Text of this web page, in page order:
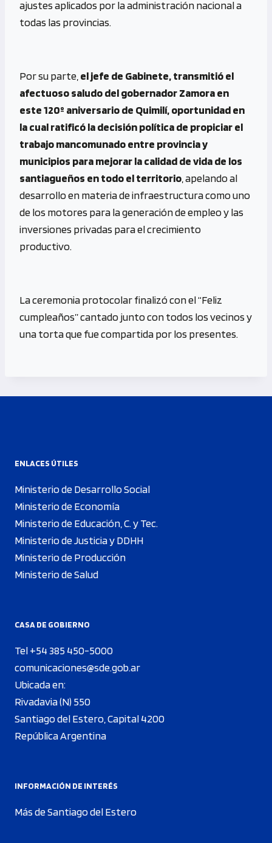
ajustes aplicados por la administración nacional a
todas las provincias.
Por su parte, el jefe de Gabinete, transmitió el
afectuoso saludo del gobernador Zamora en
este 120º aniversario de Quimilí, oportunidad en
la cual ratificó la decisión política de propiciar el
trabajo mancomunado entre provincia y
municipios para mejorar la calidad de vida de los
santiagueños en todo el territorio , apelando al
desarrollo en materia de infraestructura como uno
de los motores para la generación de empleo y las
inversiones privadas para el crecimiento
productivo.
La ceremonia protocolar finalizó con el “Feliz
cumpleaños” cantado junto con todos los vecinos y
una torta que fue compartida por los presentes.
ENLACES ÚTILES
Ministerio de Desarrollo Social
Ministerio de Economía
Ministerio de Educación, C. y Tec.
Ministerio de Justicia y DDHH
Ministerio de Producción
Ministerio de Salud
CASA DE GOBIERNO
Tel +54 385 450-5000
comunicaciones@sde.gob.ar
Ubicada en:
Rivadavia (N) 550
Santiago del Estero, Capital 4200
República Argentina
INFORMACIÓN DE INTERÉS
Más de Santiago del Estero